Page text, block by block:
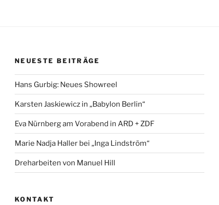
NEUESTE BEITRÄGE
Hans Gurbig: Neues Showreel
Karsten Jaskiewicz in „Babylon Berlin“
Eva Nürnberg am Vorabend in ARD + ZDF
Marie Nadja Haller bei „Inga Lindström“
Dreharbeiten von Manuel Hill
KONTAKT